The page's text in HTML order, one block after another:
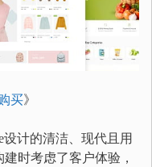
买》
设计的清洁、现代且用
建时考虑了客户体验，